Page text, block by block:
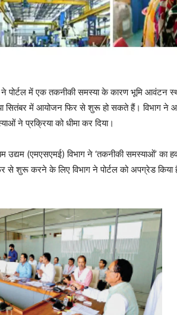
पोर्टल में एक तकनीकी समस्या के कारण भूमि आवंटन
सितंबर में आयोजन फिर से शुरू हो सकते हैं। विभाग
ने प्रक्रिया को धीमा कर दिया।
उद्यम (एमएसएमई) विभाग ने ‘तकनीकी समस्याओं’ का
से शुरू करने के लिए विभाग ने पोर्टल को अपग्रेड